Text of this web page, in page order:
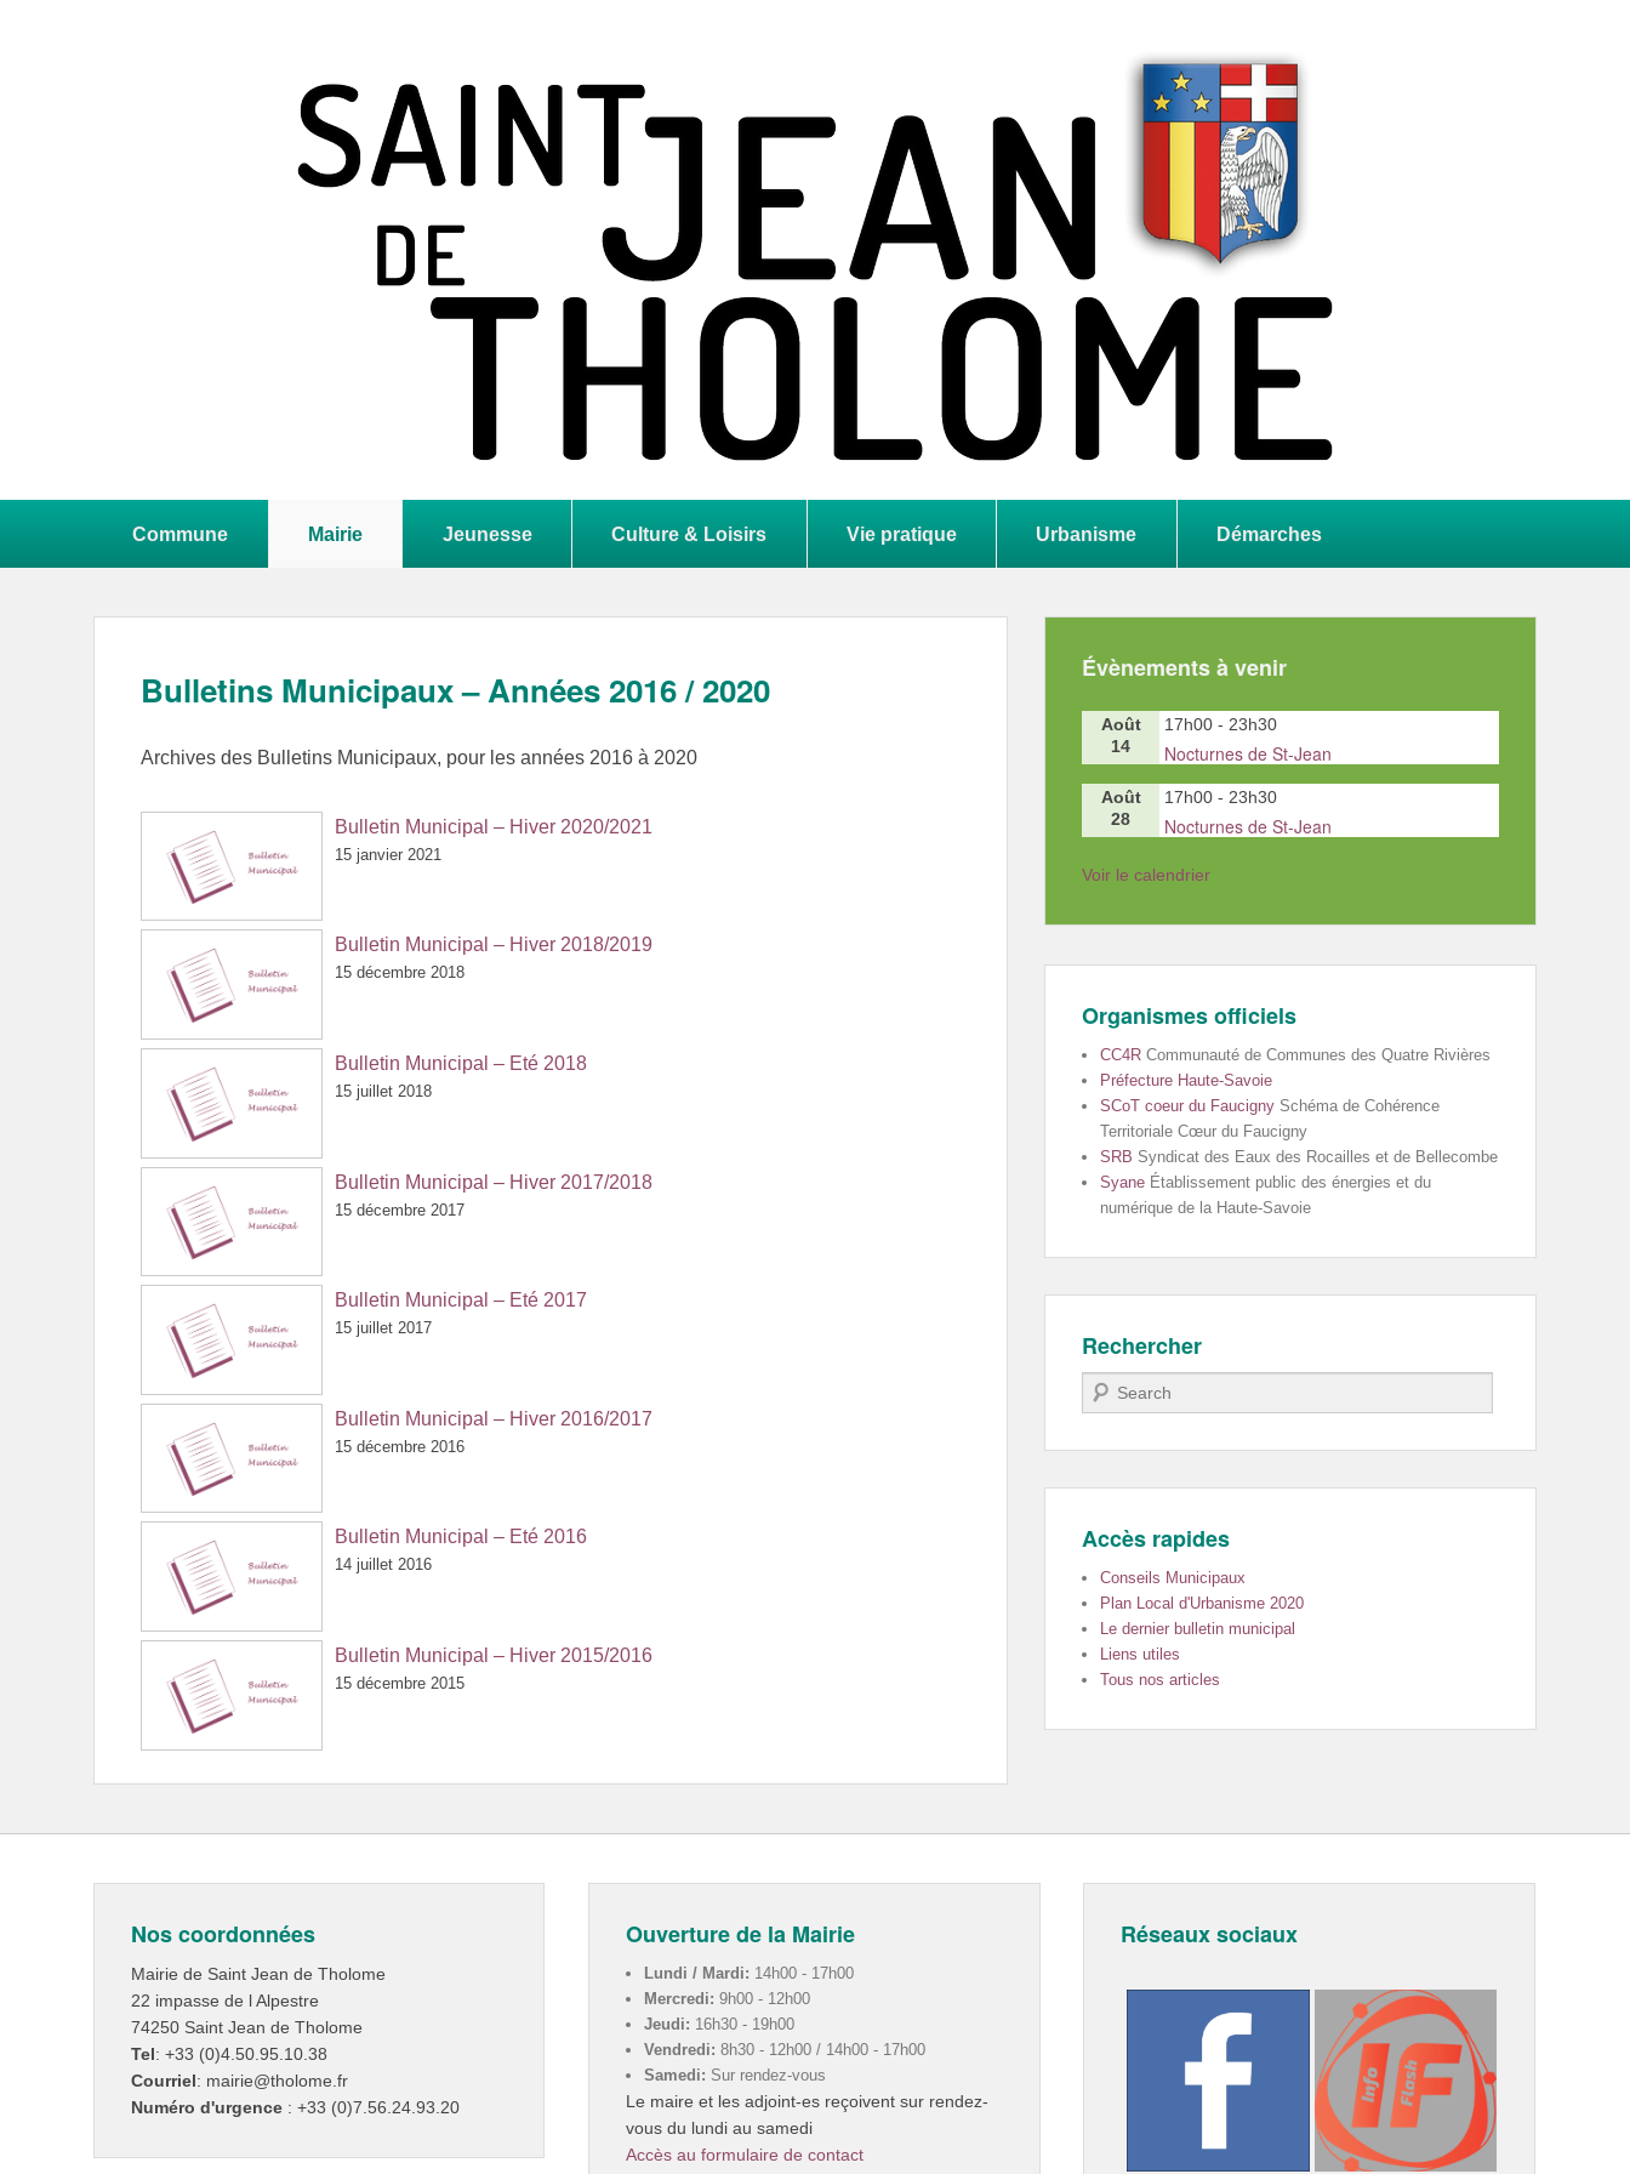
Commune Mairie Jeunesse Culture & Loisirs Vie pratique Urbanisme Démarches
Bulletins Municipaux – Années 2016 / 2020
Archives des Bulletins Municipaux, pour les années 2016 à 2020
Bulletin Municipal – Hiver 2020/2021
15 janvier 2021
Bulletin Municipal – Hiver 2018/2019
15 décembre 2018
Bulletin Municipal – Eté 2018
15 juillet 2018
Bulletin Municipal – Hiver 2017/2018
15 décembre 2017
Bulletin Municipal – Eté 2017
15 juillet 2017
Bulletin Municipal – Hiver 2016/2017
15 décembre 2016
Bulletin Municipal – Eté 2016
14 juillet 2016
Bulletin Municipal – Hiver 2015/2016
15 décembre 2015
Évènements à venir
Août
14
17h00 - 23h30
Nocturnes de St-Jean
Août
28
17h00 - 23h30
Nocturnes de St-Jean
Voir le calendrier
Organismes officiels
CC4R Communauté de Communes des Quatre Rivières
Préfecture Haute-Savoie
SCoT coeur du Faucigny Schéma de Cohérence
Territoriale Cœur du Faucigny
SRB Syndicat des Eaux des Rocailles et de Bellecombe
Syane Établissement public des énergies et du
numérique de la Haute-Savoie
Rechercher
Recherche
Accès rapides
Conseils Municipaux
Plan Local d'Urbanisme 2020
Le dernier bulletin municipal
Liens utiles
Tous nos articles
Nos coordonnées
Mairie de Saint Jean de Tholome
22 impasse de l Alpestre
74250 Saint Jean de Tholome
Tel: +33 (0)4.50.95.10.38
Courriel: mairie@tholome.fr
Numéro d'urgence : +33 (0)7.56.24.93.20
Ouverture de la Mairie
Lundi / Mardi: 14h00 - 17h00
Mercredi: 9h00 - 12h00
Jeudi: 16h30 - 19h00
Vendredi: 8h30 - 12h00 / 14h00 - 17h00
Samedi: Sur rendez-vous
Le maire et les adjoint-es reçoivent sur rendez-
vous du lundi au samedi
Accès au formulaire de contact
Réseaux sociaux